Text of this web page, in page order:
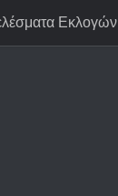
Εκλογών